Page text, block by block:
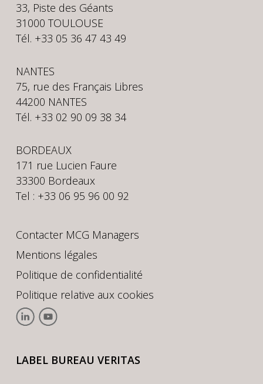
33, Piste des Géants
31000 TOULOUSE
Tél. +33 05 36 47 43 49
NANTES
75, rue des Français Libres
44200 NANTES
Tél. +33 02 90 09 38 34
BORDEAUX
171 rue Lucien Faure
33300 Bordeaux
Tel : +33 06 95 96 00 92
Contacter MCG Managers
Mentions légales
Politique de confidentialité
Politique relative aux cookies
LABEL BUREAU VERITAS